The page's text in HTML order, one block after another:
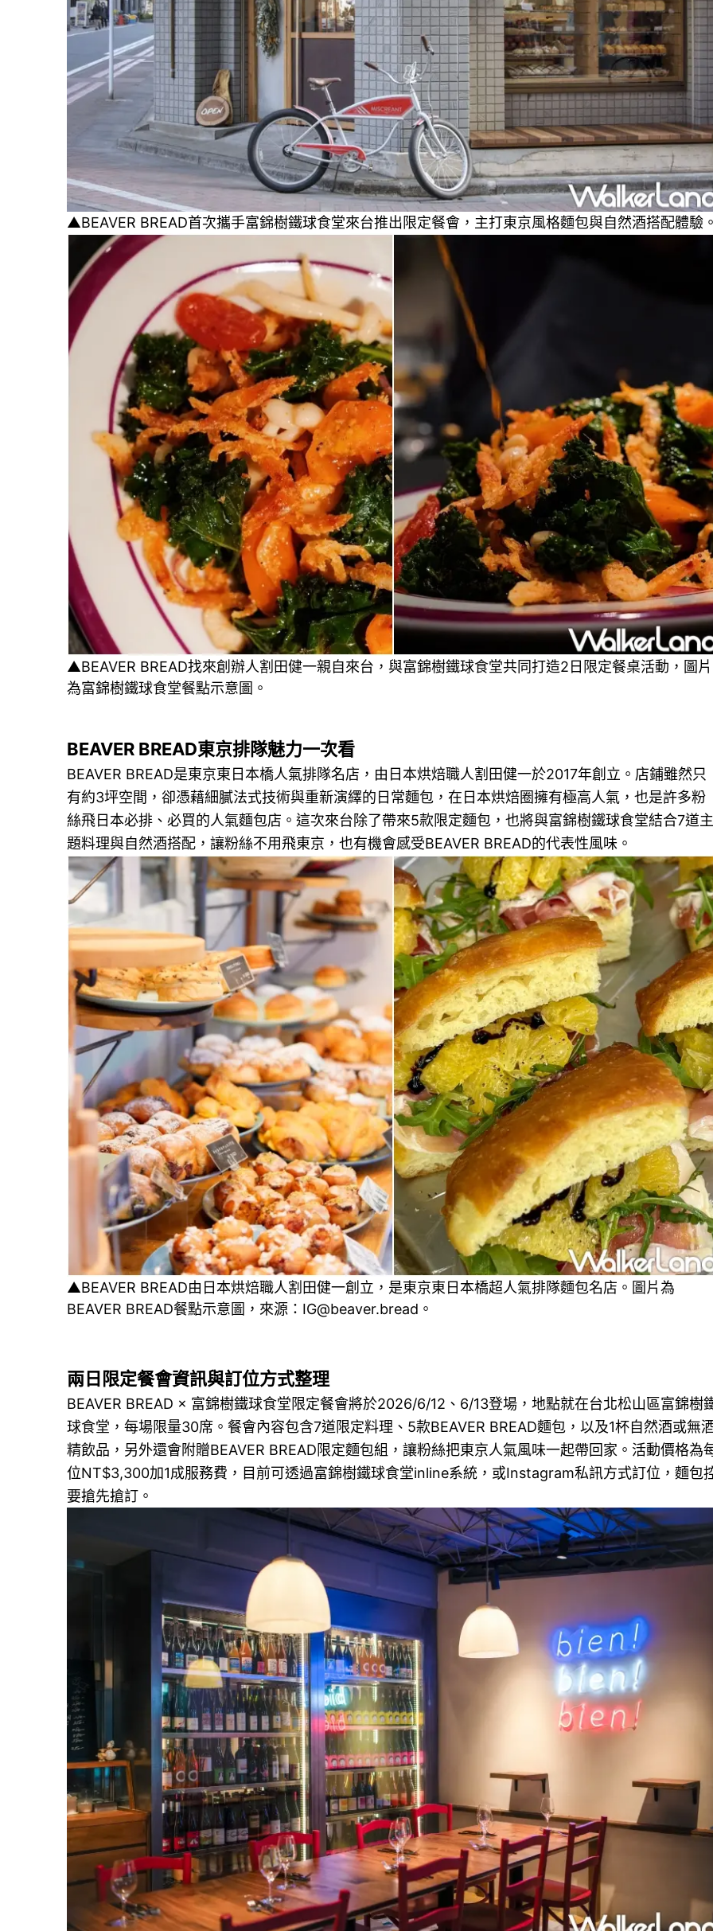
▲BEAVER BREAD首次攜手富錦樹鐵球食堂來台推出限定餐會，主打東京風格麵包與自然酒搭配體驗
▲BEAVER BREAD找來創辦人割田健一親自來台，與富錦樹鐵球食堂共同打造2日限定餐桌活動，圖片
為富錦樹鐵球食堂餐點示意圖。
BEAVER BREAD東京排隊魅力一次看
BEAVER BREAD是東京東日本橋人氣排隊名店，由日本烘焙職人割田健一於2017年創立。店鋪雖然只
有約3坪空間，卻憑藉細膩法式技術與重新演繹的日常麵包，在日本烘焙圈擁有極高人氣，也是許多粉
絲飛日本必排、必買的人氣麵包店。這次來台除了帶來5款限定麵包，也將與富錦樹鐵球食堂結合7道主
題料理與自然酒搭配，讓粉絲不用飛東京，也有機會感受BEAVER BREAD的代表性風味。
▲BEAVER BREAD由日本烘焙職人割田健一創立，是東京東日本橋超人氣排隊麵包名店。圖片為
BEAVER BREAD餐點示意圖，來源：IG@beaver.bread。
兩日限定餐會資訊與訂位方式整理
BEAVER BREAD × 富錦樹鐵球食堂限定餐會將於2026/6/12、6/13登場，地點就在台北松山區富錦樹
球食堂，每場限量30席。餐會內容包含7道限定料理、5款BEAVER BREAD麵包，以及1杯自然酒或無
精飲品，另外還會附贈BEAVER BREAD限定麵包組，讓粉絲把東京人氣風味一起帶回家。活動價格為
位NT$3,300加1成服務費，目前可透過富錦樹鐵球食堂inline系統，或Instagram私訊方式訂位，麵包
要搶先搶訂。